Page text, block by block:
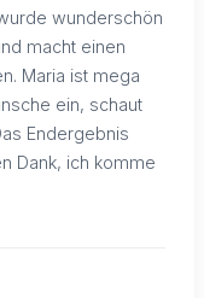
wunderschön
macht einen
Maria ist mega
ein, schaut
Endergebnis
Dank, ich komme